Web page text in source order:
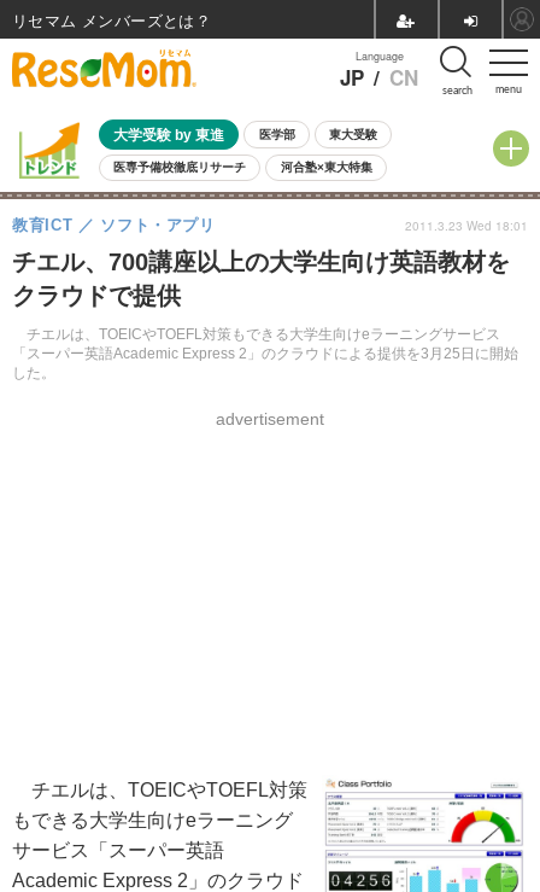
menu
Language
JP / CN search
大学受験 by 東進 医学部 東大受験
医専予備校徹底リサーチ 河合塾×東大特集
親子で考える大学選び 高校受験 中学受験 小学校受験
共通テスト 夏休み 8月開催学校説明会・相談会
8月開催イベント・WS 全国公立高校 過去問 人気記事
自由研究教材（小学生向け）
チエル、700講座以上の大学生向け英語教材を
クラウドで提供
チエルは、TOEICやTOEFL対策もできる大学生向けeラーニングサービス
「スーパー英語Academic Express 2」のクラウドによる提供を3月25日に開始
した。
教育ICT ソフト・アプリ
advertisement
2011.3.23 Wed 18:01
チエルは、TOEICやTOEFL対策
もできる大学生向けeラーニング
サービス「スーパー英語
Academic Express 2」のクラウド
リセマム メンバーズ